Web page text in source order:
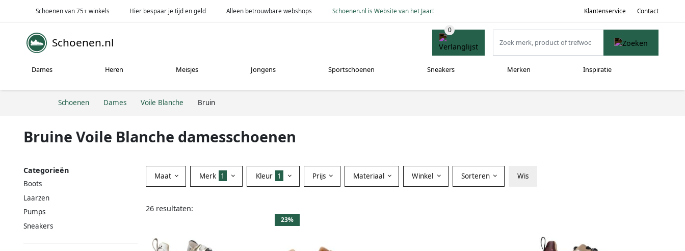
Schoenen van 75+ winkels Hier bespaar je tijd en geld Alleen betrouwbare webshops Schoenen.nl is Website van het Jaar! Klantenservice Contact
Schoenen.nl
Dames Heren Meisjes Jongens Sportschoenen Sneakers Merken Inspiratie
Schoenen Dames Voile Blanche Bruin
Bruine Voile Blanche damesschoenen
Categorieën
Boots
Laarzen
Pumps
Sneakers
Maat Merk 1 Kleur 1 Prijs Materiaal Winkel Sorteren Wis
26 resultaten:
23%